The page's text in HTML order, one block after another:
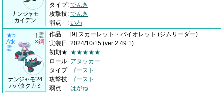
ナンジャモ
カイデン
タイプ: でんき
攻撃技: でんき
弱点
: いわ
★5
Atk
霊
ナンジャモ'24
ハバタクカミ
†霊
×鋼
作品 : [9] スカーレット・バイオレット (ジムリーダー)
実装日 : 2024/10/15 (ver 2.49.1)
初期★: ★★★★★
ロール: アタッカー
タイプ: ゴースト
攻撃技: ゴースト
弱点
: はがね